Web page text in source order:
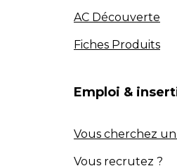
AC Découverte
Fiches Produits
Emploi &
Vous cherchez
Vous recrutez ?